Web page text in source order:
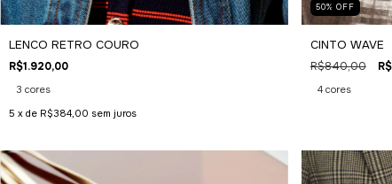
LENCO RETRO COURO
R$1.920,00
3 cores
5 x de R$384,00 sem juros
50% OFF
CINTO WAVE
R$840,00
4 cores